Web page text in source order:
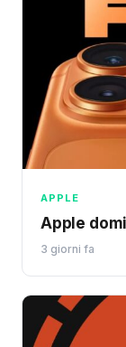
APPLE
Apple
3 giorni fa